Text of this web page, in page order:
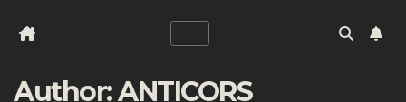
Author:ANTICORS